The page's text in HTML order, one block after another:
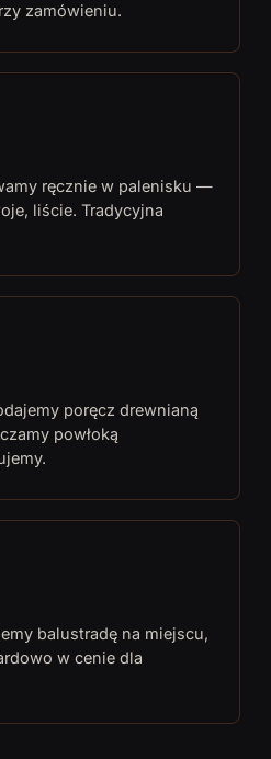
zamówieniu.
ręcznie w palenisku —
liście. Tradycyjna
poręcz drewnianą
powłoką
balustradę na miejscu,
w cenie dla